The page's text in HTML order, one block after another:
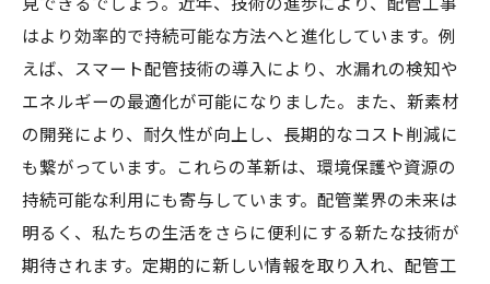
はより効率的で持続可能な方法へと進化しています。例
えば、スマート配管技術の導入により、水漏れの検知や
エネルギーの最適化が可能になりました。また、新素材
の開発により、耐久性が向上し、長期的なコスト削減に
も繋がっています。これらの革新は、環境保護や資源の
持続可能な利用にも寄与しています。配管業界の未来は
明るく、私たちの生活をさらに便利にする新たな技術が
期待されます。定期的に新しい情報を取り入れ、配管工